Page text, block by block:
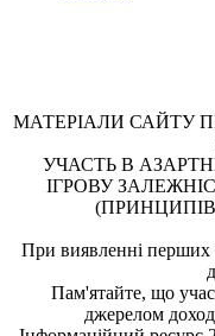
МАТЕРІАЛИ САЙТУ
УЧАСТЬ В
ІГРОВУ
При виявленні перших
Пам'ятайте, що
джерелом